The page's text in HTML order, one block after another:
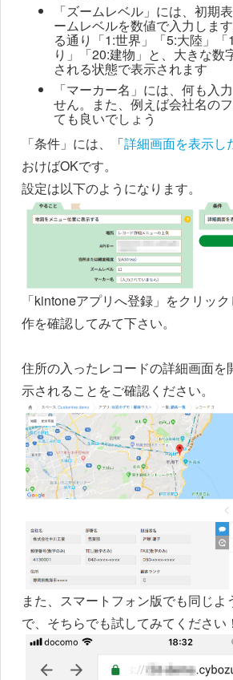
「ズームレベル」には、初期
ームレベルを数値で入力しま
る通り「1:世界」「5:大陸」「
り」「20:建物」と、大きな数
される状態で表示されます
「マーカー名」には、何も入
せん。また、例えば会社名の
ても良いでしょう
「条件」には、「詳細画面を表示し
おけばOKです。
設定は以下のようになります。
「kintoneアプリへ登録」をクリッ
作を確認してみて下さい。
住所の入ったレコードの詳細画面を
示されることをご確認ください。
また、スマートフォン版でも同じよ
で、そちらでも試してみてください！